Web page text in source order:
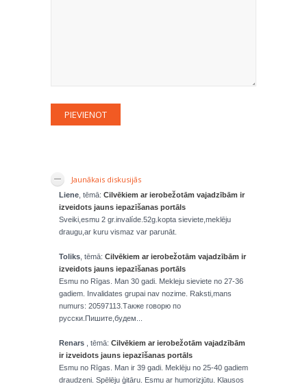
Jaunākais diskusijās
Liene , tēmā: Cilvēkiem ar ierobežotām vajadzībām ir
izveidots jauns iepazīšanas portāls
Sveiki,esmu 2 gr.invalíde.52g.kopta sieviete,meklēju
draugu,ar kuru vismaz var parunāt.
Toliks , tēmā: Cilvēkiem ar ierobežotām vajadzībām ir
izveidots jauns iepazīšanas portāls
Esmu no Rīgas. Man 30 gadi. Mekleju sieviete no 27-36
gadiem. Invalidates grupai nav nozime. Raksti,mans
numurs: 20597113.Также говорю по
русски.Пишите,будем...
Renars , tēmā: Cilvēkiem ar ierobežotām vajadzībām
ir izveidots jauns iepazīšanas portāls
Esmu no Rīgas. Man ir 39 gadi. Meklēju no 25-40 gadiem
draudzeni. Spēlēju ģitāru. Esmu ar humorizjūtu. Klausos